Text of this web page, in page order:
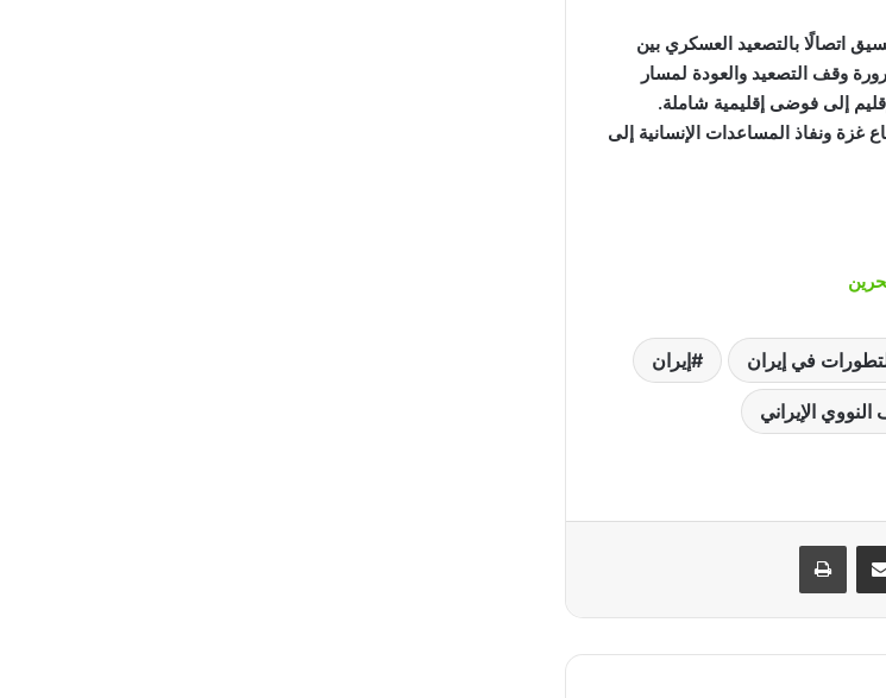
اتصالًا بالتصعيد العسكري بين
وقف التصعيد والعودة لمسار
إلى فوضى إقليمية شاملة.
ونفاذ المساعدات الإنسانية إلى
في إيران إيران
النووي الإيراني